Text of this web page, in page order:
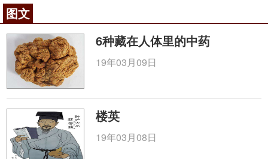
图文
6种藏在人体里的中药
19年03月09日
楼英
19年03月08日